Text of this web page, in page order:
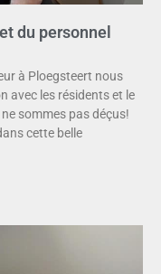
du personnel
à Ploegsteert nous
avec les résidents et le
sommes pas déçus!
cette belle